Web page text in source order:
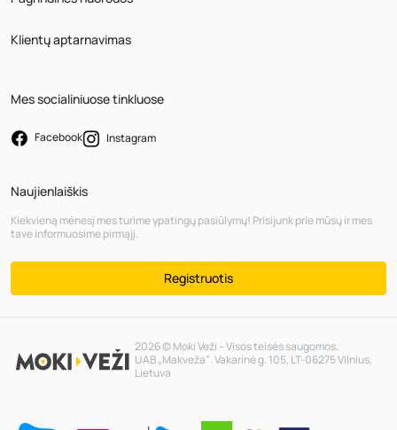
Klientų aptarnavimas
Mes socialiniuose tinkluose
Facebook Instagram
Naujienlaiškis
Kiekvieną mėnesį mes turime ypatingų pasiūlymų! Prisijunk prie mūsų ir mes
tave informuosime pirmąjį.
Registruotis
2026 © Moki Veži – Visos teisės saugomos.
UAB „Makveža“. Vakarinė g. 105, LT-06275 Vilnius,
Lietuva